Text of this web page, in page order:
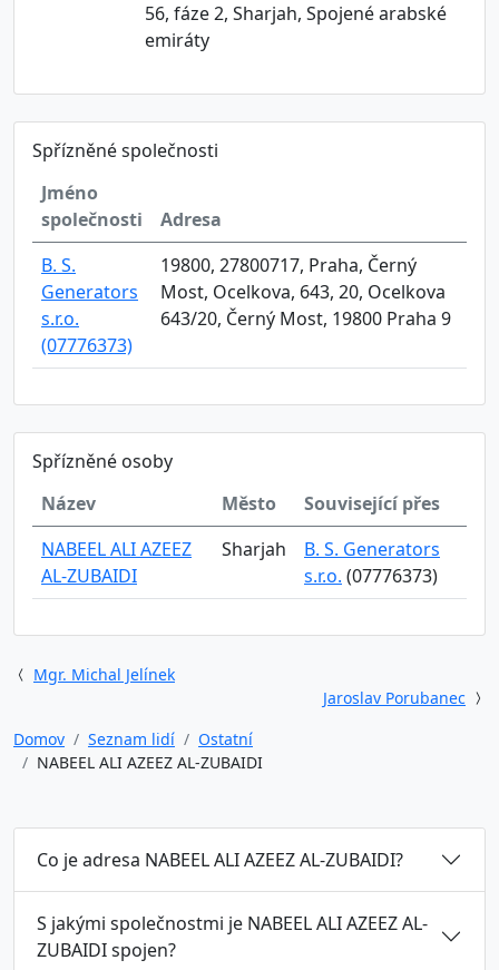
56, fáze 2, Sharjah, Spojené arabské
emiráty
Spřízněné společnosti
Jméno
společnosti
Adresa
B. S.
Generators
s.r.o.
(07776373)
19800, 27800717, Praha, Černý
Most, Ocelkova, 643, 20, Ocelkova
643/20, Černý Most, 19800 Praha 9
Spřízněné osoby
Název
Město
Související přes
NABEEL ALI AZEEZ
AL-ZUBAIDI
Sharjah
B. S. Generators
s.r.o. (07776373)
Mgr. Michal Jelínek
Jaroslav Porubanec
Domov
Seznam lidí
Ostatní
NABEEL ALI AZEEZ AL-ZUBAIDI
Co je adresa NABEEL ALI AZEEZ AL-ZUBAIDI?
S jakými společnostmi je NABEEL ALI AZEEZ AL-
ZUBAIDI spojen?